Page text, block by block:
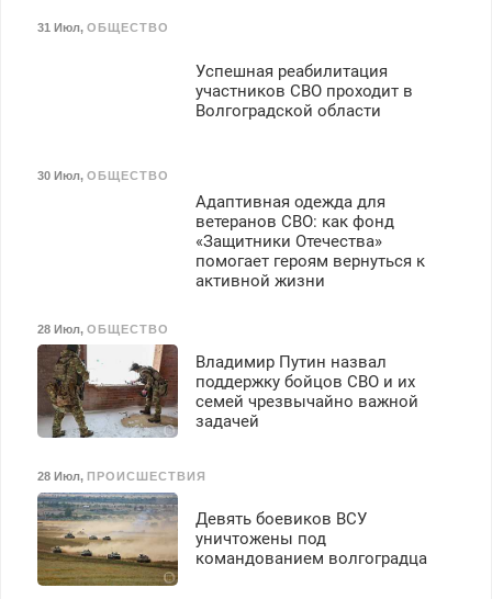
31 Июл, ОБЩЕСТВО
Успешная реабилитация
участников СВО проходит в
Волгоградской области
30 Июл, ОБЩЕСТВО
Адаптивная одежда для
ветеранов СВО: как фонд
«Защитники Отечества»
помогает героям вернуться к
активной жизни
28 Июл, ОБЩЕСТВО
Владимир Путин назвал
поддержку бойцов СВО и их
семей чрезвычайно важной
задачей
28 Июл, ПРОИСШЕСТВИЯ
Девять боевиков ВСУ
уничтожены под
командованием волгоградца